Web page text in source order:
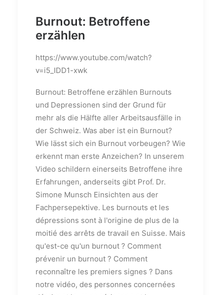
Burnout: Betroffene
erzählen
https://www.youtube.com/watch?
v=i5_IDD1-xwk
Burnout: Betroffene erzählen Burnouts
und Depressionen sind der Grund für
mehr als die Hälfte aller Arbeitsausfälle in
der Schweiz. Was aber ist ein Burnout?
Wie lässt sich ein Burnout vorbeugen? Wie
erkennt man erste Anzeichen? In unserem
Video schildern einerseits Betroffene ihre
Erfahrungen, anderseits gibt Prof. Dr.
Simone Munsch Einsichten aus der
Fachpersepektive. Les burnouts et les
dépressions sont à l'origine de plus de la
moitié des arrêts de travail en Suisse. Mais
qu'est-ce qu'un burnout ? Comment
prévenir un burnout ? Comment
reconnaître les premiers signes ? Dans
notre vidéo, des personnes concernées